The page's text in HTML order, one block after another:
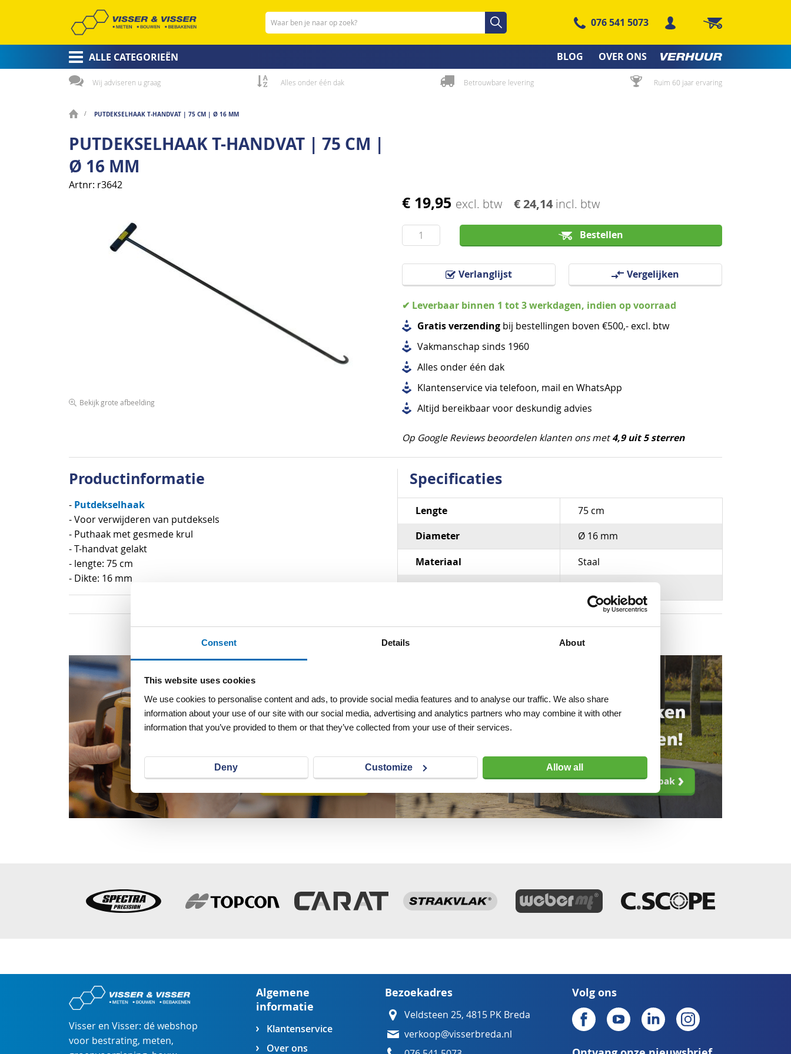
Consent Details About
This website uses cookies
We use cookies to personalise content and ads, to provide social media features and to analyse our traffic. We also share
information about your use of our site with our social media, advertising and analytics partners who may combine it with other
information that you’ve provided to them or that they’ve collected from your use of their services.
Deny Customize Allow all
Zoeken Zoeken
076 541 5073 Winkelwagen
ALLE CATEGORIEËN BLOG OVER ONS
Wij adviseren u graag Alles onder één dak Betrouwbare levering Ruim 60 jaar ervaring
PUTDEKSELHAAK T-HANDVAT | 75 CM | Ø 16 MM
PUTDEKSELHAAK T-HANDVAT | 75 CM |
Ø 16 MM
Artnr r3642
€ 19,95 excl. btw € 24,14 incl. btw
Bestellen
Verlanglijst Vergelijken
✔ Leverbaar binnen 1 tot 3 werkdagen, indien op voorraad
Gratis verzending bij bestellingen boven €500,- excl. btw
Vakmanschap sinds 1960
Alles onder één dak
Klantenservice via telefoon, mail en WhatsApp
Altijd bereikbaar voor deskundig advies
Op Google Reviews beoordelen klanten ons met4,9 uit 5 sterren
Bekijk grote afbeelding
Ga
de
Productinformatie
- Putdekselhaak
- Voor verwijderen van putdeksels
- Puthaak met gesmede krul
- T-handvat gelakt
- lengte: 75 cm
- Dikte: 16 mm
Specificaties
Specificaties
Lengte 75 cm
Diameter Ø 16 mm
Materiaal Staal
Visser en Visser: dé webshop
voor bestrating, meten,
Algemene
informatie
Klantenservice
Over ons
Bezoekadres
Veldsteen 25, 4815 PK Breda
verkoop@visserbreda.nl
Volg ons